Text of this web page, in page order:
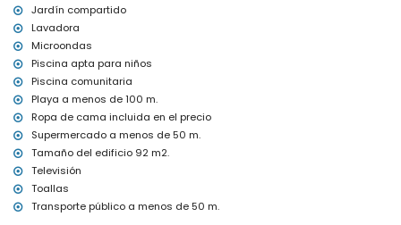
Jardín compartido
Lavadora
Microondas
Piscina apta para niños
Piscina comunitaria
Playa a menos de 100 m.
Ropa de cama incluida en el precio
Supermercado a menos de 50 m.
Tamaño del edificio 92 m2.
Televisión
Toallas
Transporte público a menos de 50 m.